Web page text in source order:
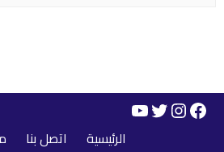
Facebook
Instagram
Twitter
YouTube
الرئيسية اتصل بنا